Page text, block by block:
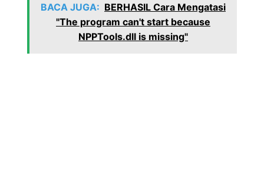
BACA JUGA: BERHASIL Cara Mengatasi
"The program can't start because
NPPTools.dll is missing"